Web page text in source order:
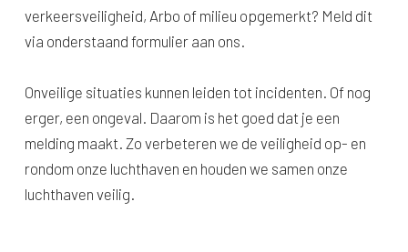
verkeersveiligheid, Arbo of milieu opgemerkt? Meld dit
via onderstaand formulier aan ons.
Onveilige situaties kunnen leiden tot incidenten. Of nog
erger, een ongeval. Daarom is het goed dat je een
melding maakt. Zo verbeteren we de veiligheid op- en
rondom onze luchthaven en houden we samen onze
luchthaven veilig.